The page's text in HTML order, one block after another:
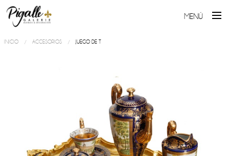
MENÚ
INICIO ACCESORIOS JUEGO DE T